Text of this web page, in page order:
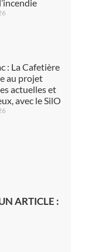
: La Cafetière
au projet
actuelles et
avec le SilO
ARTICLE :